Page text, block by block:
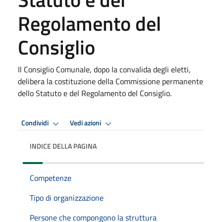
Regolamento del
Consiglio
Il Consiglio Comunale, dopo la convalida degli eletti,
delibera la costituzione della Commissione permanente
dello Statuto e del Regolamento del Consiglio.
Condividi Vedi azioni
INDICE DELLA PAGINA
Competenze
Tipo di organizzazione
Persone che compongono la struttura